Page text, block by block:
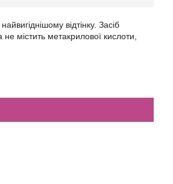
відтінку. Засіб
містить метакрилової кислоти,